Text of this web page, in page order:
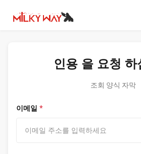
인용 을 요청 하
조회 양식 자막
이메일 *